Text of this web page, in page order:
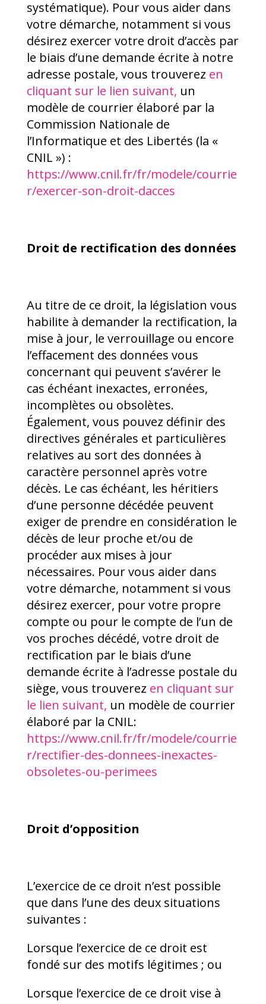
systématique). Pour vous aider dans
votre démarche, notamment si vous
désirez exercer votre droit d’accès par
le biais d’une demande écrite à notre
adresse postale, vous trouverez en
cliquant sur le lien suivant, un
modèle de courrier élaboré par la
Commission Nationale de
l’Informatique et des Libertés (la «
CNIL ») :
https://www.cnil.fr/fr/modele/courrie
r/exercer-son-droit-dacces
Droit de rectification des données
Au titre de ce droit, la législation vous
habilite à demander la rectification, la
mise à jour, le verrouillage ou encore
l’effacement des données vous
concernant qui peuvent s’avérer le
cas échéant inexactes, erronées,
incomplètes ou obsolètes.
Également, vous pouvez définir des
directives générales et particulières
relatives au sort des données à
caractère personnel après votre
décès. Le cas échéant, les héritiers
d’une personne décédée peuvent
exiger de prendre en considération le
décès de leur proche et/ou de
procéder aux mises à jour
nécessaires. Pour vous aider dans
votre démarche, notamment si vous
désirez exercer, pour votre propre
compte ou pour le compte de l’un de
vos proches décédé, votre droit de
rectification par le biais d’une
demande écrite à l’adresse postale du
siège, vous trouverez en cliquant sur
le lien suivant, un modèle de courrier
élaboré par la CNIL:
https://www.cnil.fr/fr/modele/courrie
r/rectifier-des-donnees-inexactes-
obsoletes-ou-perimees
Droit d’opposition
L’exercice de ce droit n’est possible
que dans l’une des deux situations
suivantes :
Lorsque l’exercice de ce droit est
fondé sur des motifs légitimes ; ou
Lorsque l’exercice de ce droit vise à